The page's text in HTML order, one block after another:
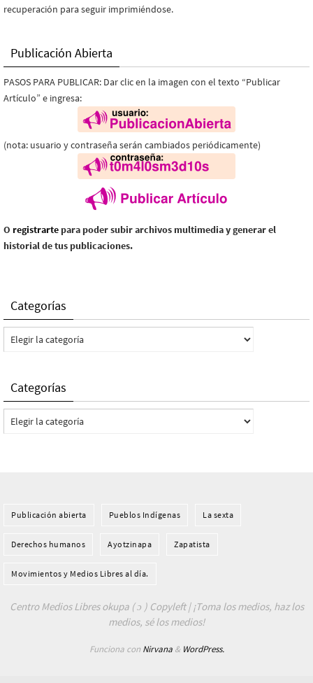
recuperación para seguir imprimiéndose.
Publicación Abierta
PASOS PARA PUBLICAR: Dar clic en la imagen con el texto “Publicar
Artículo” e ingresa:
(nota: usuario y contraseña serán cambiados periódicamente)
O registrarte para poder subir archivos multimedia y generar el
historial de tus publicaciones.
Categorías
Categorías
Categorías
Categorías
Publicación abierta Pueblos Indí­genas La sexta
Derechos humanos Ayotzinapa Zapatista
Movimientos y Medios Libres al día.
Centro Medios Libres okupa ( ɔ ) Copyleft | ¡Toma los medios, haz los
medios, sé los medios!
Funciona con Nirvana& WordPress.